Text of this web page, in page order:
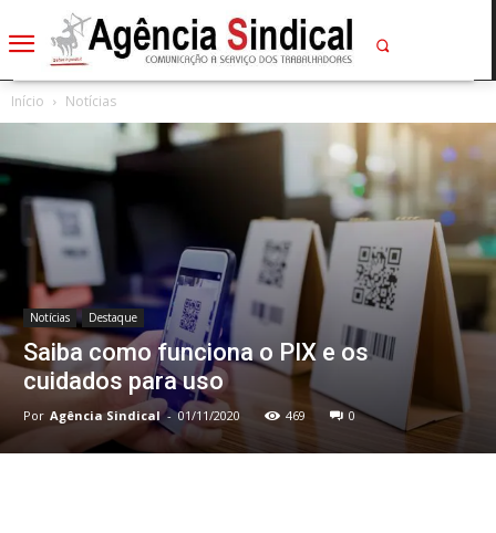
Início Notícias
Notícias Destaque
Saiba como funciona o PIX e os
cuidados para uso
Por Agência Sindical - 01/11/2020 469 0